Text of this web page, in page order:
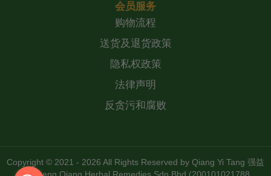
会员服务
购物流程
送货及退货政策
隐私权政策
法律声明
反贪污和腐败
Copyright © 2021 - 2026 All Rights Reserved by Qiang Yi Tang 强益